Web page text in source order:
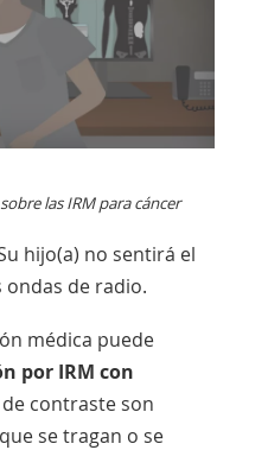
las IRM para cáncer
hijo(a) no sentirá el
ondas de radio.
médica puede
por IRM con
contraste son
se tragan o se